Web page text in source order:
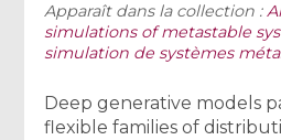
Apparaît dans la collection :
simulations of metastable
simulation de systèmes
Deep generative models
flexible families of